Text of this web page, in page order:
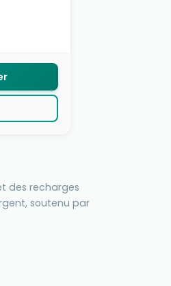
des recharges
soutenu par